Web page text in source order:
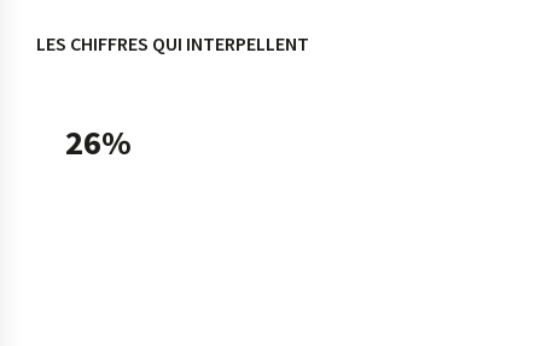
LES CHIFFRES QUI INTERPELLENT
26%